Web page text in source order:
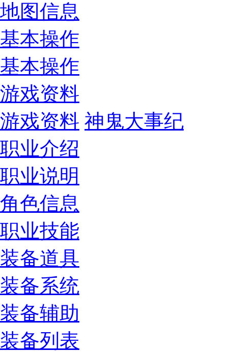
地图信息
基本操作
基本操作
游戏资料
游戏资料 神鬼大事纪
职业介绍
职业说明
角色信息
职业技能
装备道具
装备系统
装备辅助
装备列表